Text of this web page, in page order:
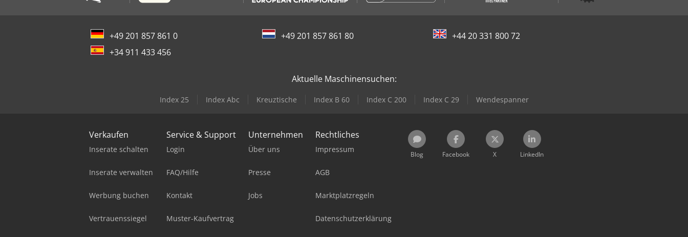
+49 201 857 861 0 +49 201 857 861 80
+44 20 331 800 72
+34 911 433 456
Aktuelle Maschinensuchen:
Index 25 Index Abc Kreuztische Index B 60 Index C 200 Index C 29 Wendespanner
Verkaufen
Inserate schalten
Inserate verwalten
Werbung buchen
Vertrauenssiegel
Service & Support
Login
FAQ/Hilfe
Kontakt
Muster-Kaufvertrag
Unternehmen
Über uns
Presse
Jobs
Rechtliches
Impressum
AGB
Marktplatzregeln
Datenschutzerklärung
Blog Facebook X LinkedIn